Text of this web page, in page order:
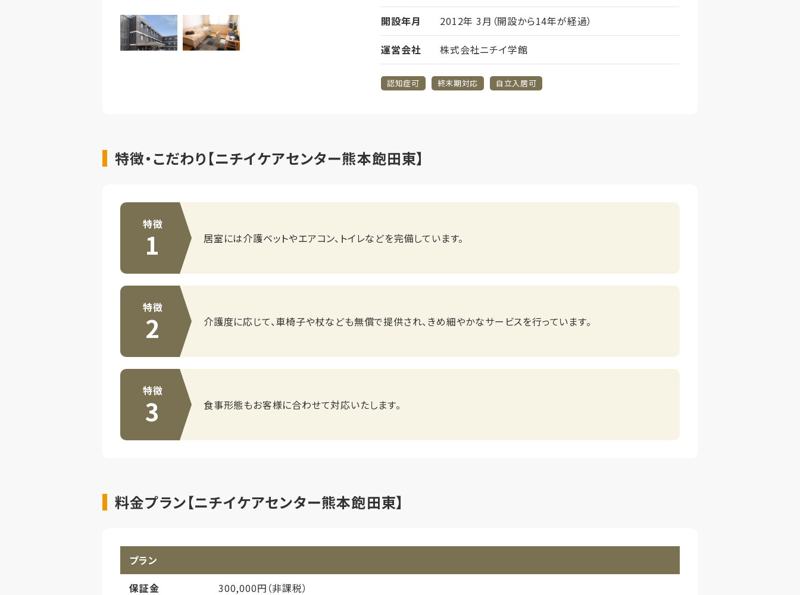
開設年月
2012年 3月（開設から14年が経過）
運営会社
株式会社ニチイ学館
認知症可 終末期対応 自立入居可
特徴・こだわり【ニチイケアセンター熊本飽田東】
特徴
1 居室には介護ベットやエアコン、トイレなどを完備しています。
特徴
2 介護度に応じて、車椅子や杖なども無償で提供され、きめ細やかなサービスを行っています。
特徴
3 食事形態もお客様に合わせて対応いたします。
料金プラン【ニチイケアセンター熊本飽田東】
プラン
保証金
300,000円（非課税）